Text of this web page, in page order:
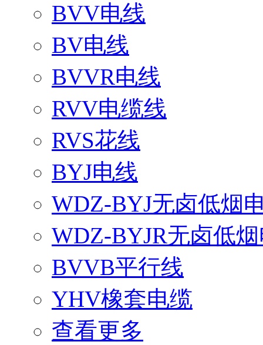
BVV电线
BV电线
BVVR电线
RVV电缆线
RVS花线
BYJ电线
WDZ-BYJ无卤低烟
WDZ-BYJR无卤低
BVVB平行线
YHV橡套电缆
查看更多